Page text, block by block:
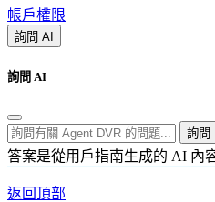
帳戶權限
詢問 AI
詢問 AI
詢問
答案是從用戶指南生成的 AI 內
返回頂部